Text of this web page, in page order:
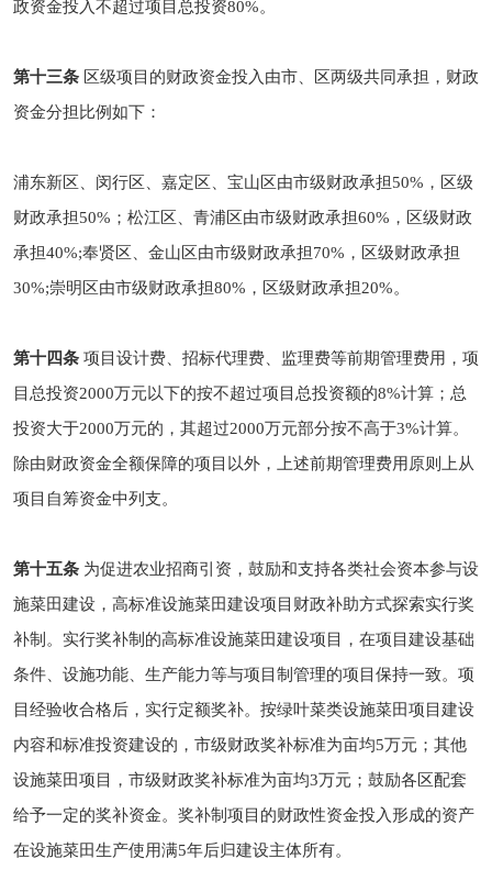
政资金投入不超过项目总投资80%。
第十三条区级项目的财政资金投入由市、区两级共同承担，财政
资金分担比例如下：
浦东新区、闵行区、嘉定区、宝山区由市级财政承担50%，区级
财政承担50%；松江区、青浦区由市级财政承担60%，区级财政
承担40%;奉贤区、金山区由市级财政承担70%，区级财政承担
30%;崇明区由市级财政承担80%，区级财政承担20%。
第十四条项目设计费、招标代理费、监理费等前期管理费用，项
目总投资2000万元以下的按不超过项目总投资额的8%计算；总
投资大于2000万元的，其超过2000万元部分按不高于3%计算。
除由财政资金全额保障的项目以外，上述前期管理费用原则上从
项目自筹资金中列支。
第十五条为促进农业招商引资，鼓励和支持各类社会资本参与设
施菜田建设，高标准设施菜田建设项目财政补助方式探索实行奖
补制。实行奖补制的高标准设施菜田建设项目，在项目建设基础
条件、设施功能、生产能力等与项目制管理的项目保持一致。项
目经验收合格后，实行定额奖补。按绿叶菜类设施菜田项目建设
内容和标准投资建设的，市级财政奖补标准为亩均5万元；其他
设施菜田项目，市级财政奖补标准为亩均3万元；鼓励各区配套
给予一定的奖补资金。奖补制项目的财政性资金投入形成的资产
在设施菜田生产使用满5年后归建设主体所有。